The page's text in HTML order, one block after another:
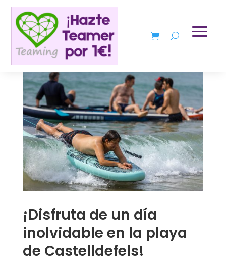
¡Disfruta de un día
inolvidable en la playa
de Castelldefels!